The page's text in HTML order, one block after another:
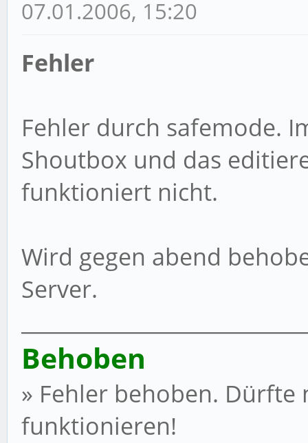
07.01.2006, 15:20
Fehler
Fehler durch safemode.
Shoutbox und das
funktioniert nicht.
Wird gegen abend
Server.
Behoben
» Fehler behoben.
funktionieren!